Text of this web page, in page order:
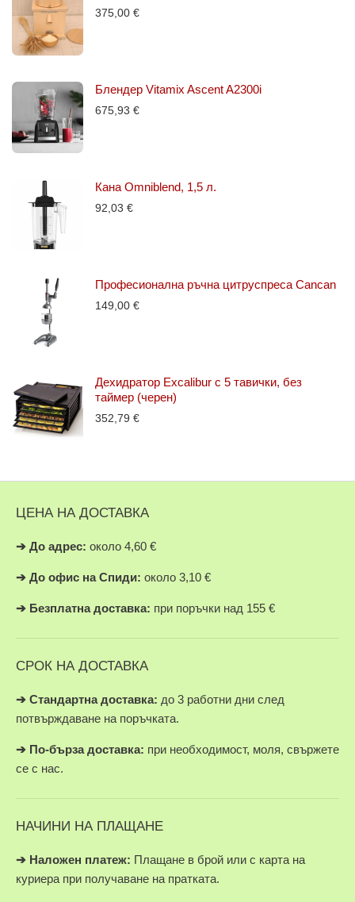
375,00 €
Блендер Vitamix Ascent A2300i
675,93 €
Кана Omniblend, 1,5 л.
92,03 €
Професионална ръчна цитруспреса Cancan
149,00 €
Дехидратор Excalibur с 5 тавички, без
таймер (черен)
352,79 €
ЦЕНА НА ДОСТАВКА
➔ До адрес: около 4,60 €
➔ До офис на Спиди: около 3,10 €
➔ Безплатна доставка: при поръчки над 155 €
СРОК НА ДОСТАВКА
➔ Стандартна доставка: до 3 работни дни след
потвърждаване на поръчката.
➔ По-бърза доставка: при необходимост, моля, свържете
се с нас.
НАЧИНИ НА ПЛАЩАНЕ
➔ Наложен платеж: Плащане в брой или с карта на
куриера при получаване на пратката.